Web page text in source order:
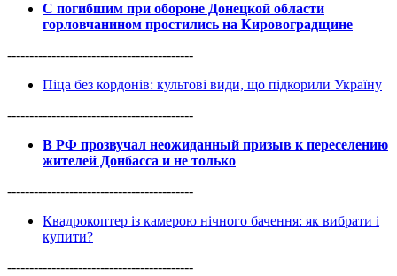
С погибшим при обороне Донецкой области
горловчанином простились на Кировоградщине
------------------------------------------
Піца без кордонів: культові види, що підкорили Україну
------------------------------------------
В РФ прозвучал неожиданный призыв к переселению
жителей Донбасса и не только
------------------------------------------
Квадрокоптер із камерою нічного бачення: як вибрати і
купити?
------------------------------------------